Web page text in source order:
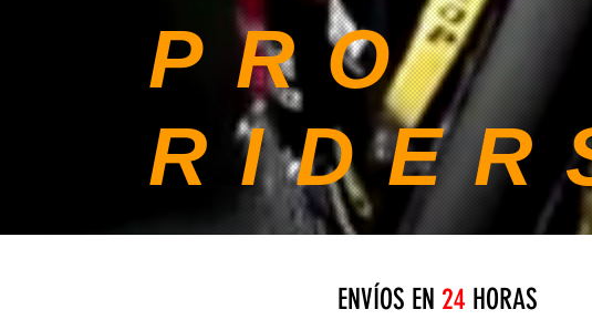
PRO
ENVÍOS EN 24 HORAS